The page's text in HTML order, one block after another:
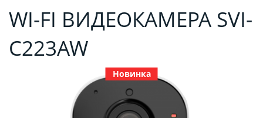
WI-FI ВИДЕОКАМЕРА SVI-
C223AW
Новинка